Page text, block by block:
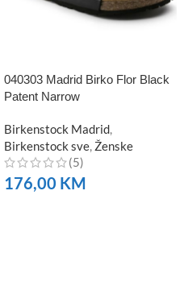
040303 Madrid Birko Flor Black
Patent Narrow
Birkenstock Madrid,
Birkenstock sve, Ženske
(5)
176,00 KM